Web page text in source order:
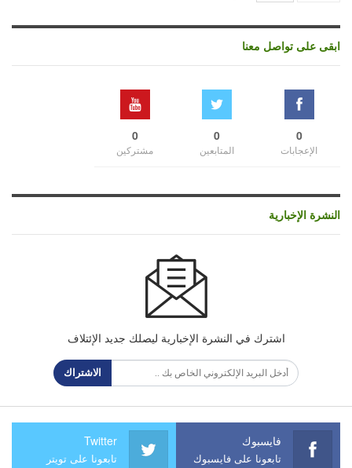
ابقى على تواصل معنا
0
الإعجابات
0
المتابعين
0
مشتركين
النشرة الإخبارية
اشترك في النشرة الإخبارية ليصلك جديد الإئتلاف
الاشتراك
فايسبوك
تابعونا على فايسبوك
Twitter
تابعونا على تويتر